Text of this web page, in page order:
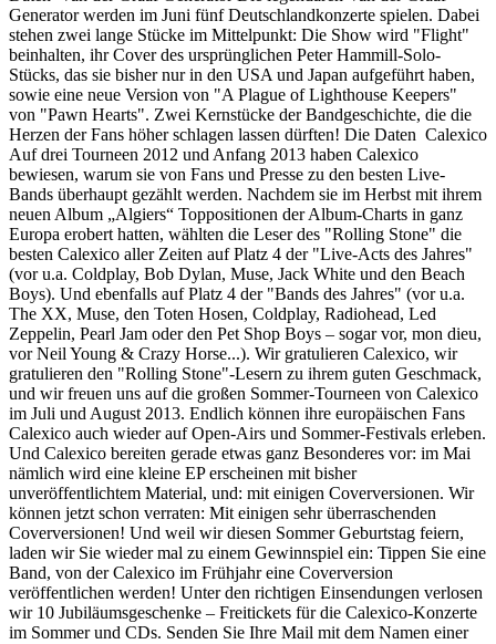
Generator werden im Juni fünf Deutschlandkonzerte spielen. Dabei
stehen zwei lange Stücke im Mittelpunkt: Die Show wird "Flight"
beinhalten, ihr Cover des ursprünglichen Peter Hammill-Solo-
Stücks, das sie bisher nur in den USA und Japan aufgeführt haben,
sowie eine neue Version von "A Plague of Lighthouse Keepers"
von "Pawn Hearts". Zwei Kernstücke der Bandgeschichte, die die
Herzen der Fans höher schlagen lassen dürften! Die Daten Calexico
Auf drei Tourneen 2012 und Anfang 2013 haben Calexico
bewiesen, warum sie von Fans und Presse zu den besten Live-
Bands überhaupt gezählt werden. Nachdem sie im Herbst mit ihrem
neuen Album „Algiers“ Toppositionen der Album-Charts in ganz
Europa erobert hatten, wählten die Leser des "Rolling Stone" die
besten Calexico aller Zeiten auf Platz 4 der "Live-Acts des Jahres"
(vor u.a. Coldplay, Bob Dylan, Muse, Jack White und den Beach
Boys). Und ebenfalls auf Platz 4 der "Bands des Jahres" (vor u.a.
The XX, Muse, den Toten Hosen, Coldplay, Radiohead, Led
Zeppelin, Pearl Jam oder den Pet Shop Boys – sogar vor, mon dieu,
vor Neil Young & Crazy Horse...). Wir gratulieren Calexico, wir
gratulieren den "Rolling Stone"-Lesern zu ihrem guten Geschmack,
und wir freuen uns auf die großen Sommer-Tourneen von Calexico
im Juli und August 2013. Endlich können ihre europäischen Fans
Calexico auch wieder auf Open-Airs und Sommer-Festivals erleben.
Und Calexico bereiten gerade etwas ganz Besonderes vor: im Mai
nämlich wird eine kleine EP erscheinen mit bisher
unveröffentlichtem Material, und: mit einigen Coverversionen. Wir
können jetzt schon verraten: Mit einigen sehr überraschenden
Coverversionen! Und weil wir diesen Sommer Geburtstag feiern,
laden wir Sie wieder mal zu einem Gewinnspiel ein: Tippen Sie eine
Band, von der Calexico im Frühjahr eine Coverversion
veröffentlichen werden! Unter den richtigen Einsendungen verlosen
wir 10 Jubiläumsgeschenke – Freitickets für die Calexico-Konzerte
im Sommer und CDs. Senden Sie Ihre Mail mit dem Namen einer